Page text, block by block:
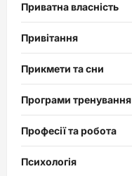
Приватна власність
Привітання
Прикмети та сни
Програми тренування
Професії та робота
Психологія